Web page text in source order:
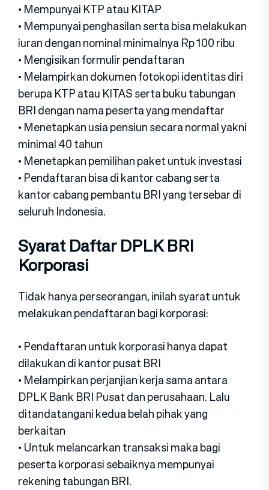
• Mempunyai KTP atau KITAP
• Mempunyai penghasilan serta bisa melakukan
iuran dengan nominal minimalnya Rp 100 ribu
• Mengisikan formulir pendaftaran
• Melampirkan dokumen fotokopi identitas diri
berupa KTP atau KITAS serta buku tabungan
BRI dengan nama peserta yang mendaftar
• Menetapkan usia pensiun secara normal yakni
minimal 40 tahun
• Menetapkan pemilihan paket untuk investasi
• Pendaftaran bisa di kantor cabang serta
kantor cabang pembantu BRI yang tersebar di
seluruh Indonesia.
Syarat Daftar DPLK BRI
Korporasi
Tidak hanya perseorangan, inilah syarat untuk
melakukan pendaftaran bagi korporasi:
• Pendaftaran untuk korporasi hanya dapat
dilakukan di kantor pusat BRI
• Melampirkan perjanjian kerja sama antara
DPLK Bank BRI Pusat dan perusahaan. Lalu
ditandatangani kedua belah pihak yang
berkaitan
• Untuk melancarkan transaksi maka bagi
peserta korporasi sebaiknya mempunyai
rekening tabungan BRI.